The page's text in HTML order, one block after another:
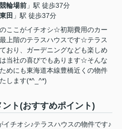
競輪場前 」駅 徒歩37分
東田 」駅 徒歩37分
のここがイチオシ☆初期費用のカー
上階のテラスハウスです☆テラス
おり、ガーデニングなども楽しめ
当社の喜びでもあります☆そんな
めにも東海道本線豊橋近くの物件
します(*^_^*)
ト(おすすめポイント)
イチオシ♪テラスハウスの物件です♪